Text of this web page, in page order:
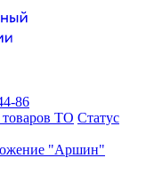
86
ТО Статус
"Аршин"